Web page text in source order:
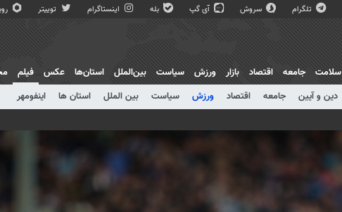
تلگرام سروش آی گپ بله اینستاگرام توییتر
سلامت جامعه اقتصاد بازار ورزش سیاست بین‌الملل استان‌ها عکس
فیلم
دین و آیین جامعه اقتصاد ورزش سیاست بین الملل استان ها اینفومهر